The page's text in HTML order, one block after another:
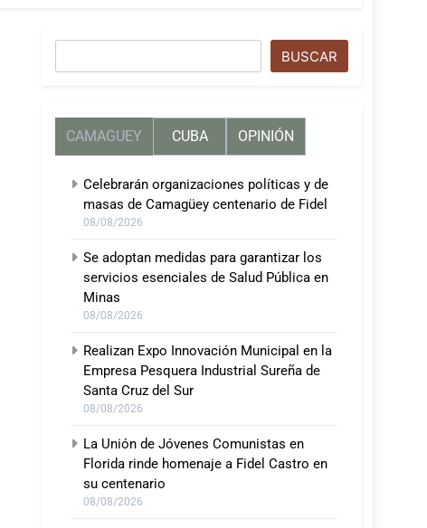
BUSCAR
CAMAGUEY CUBA OPINIÓN
Celebrarán organizaciones políticas y de
masas de Camagüey centenario de Fidel
08/08/2026
Se adoptan medidas para garantizar los
servicios esenciales de Salud Pública en
Minas
08/08/2026
Realizan Expo Innovación Municipal en la
Empresa Pesquera Industrial Sureña de
Santa Cruz del Sur
08/08/2026
La Unión de Jóvenes Comunistas en
Florida rinde homenaje a Fidel Castro en
su centenario
08/08/2026